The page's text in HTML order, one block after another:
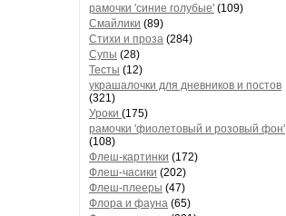
рамочки 'синие голубые' (109)
Смайлики (89)
Стихи и проза (284)
Супы (28)
Тесты (12)
украшалочки для дневников и постов
(321)
Уроки (175)
рамочки 'фиолетовый и розовый фон'
(108)
Флеш-картинки (172)
Флеш-часики (202)
Флеш-плееры (47)
Флора и фауна (65)